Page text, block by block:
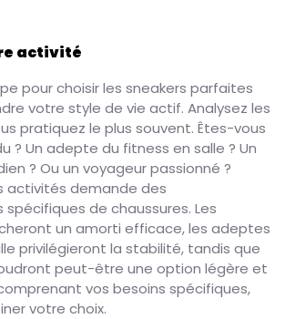
activité
pour choisir les sneakers parfaites
votre style de vie actif. Analysez les
pratiquez le plus souvent. Êtes-vous
? Un adepte du fitness en salle ? Un
? Ou un voyageur passionné ?
activités demande des
de chaussures. Les
un amorti efficace, les adeptes
privilégieront la stabilité, tandis que
peut-être une option légère et
vos besoins spécifiques,
votre choix.